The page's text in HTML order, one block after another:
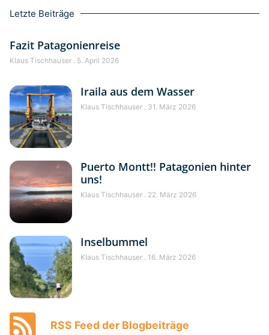
Letzte Beiträge
Fazit Patagonienreise
Klaus Tischhauser 5. April 2026
Iraila aus dem Wasser
Klaus Tischhauser 31. März 2026
Puerto Montt!! Patagonien hinter
uns!
Klaus Tischhauser 22. März 2026
Inselbummel
Klaus Tischhauser 16. März 2026
RSS Feed der Blogbeiträge